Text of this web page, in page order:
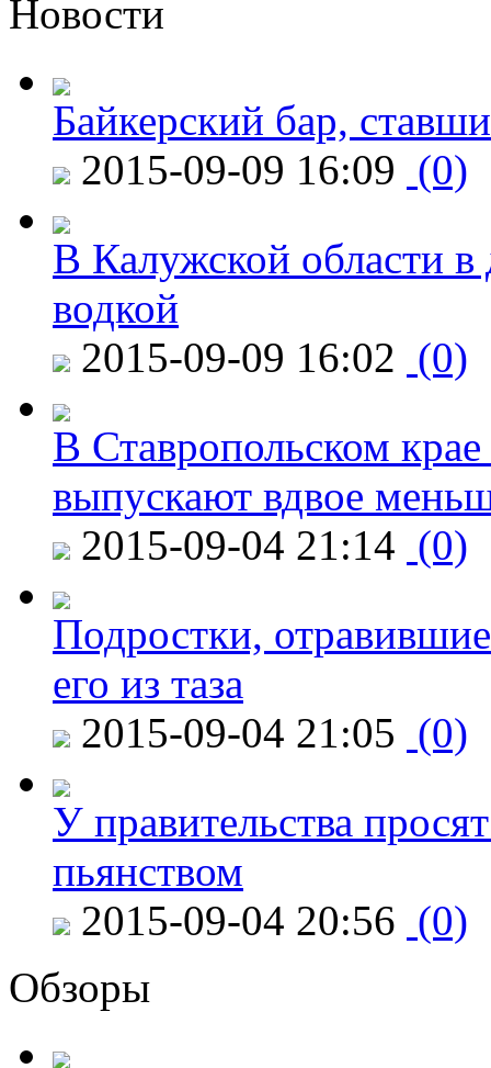
Новости
Байкерский бар,
2015-09-09 16:09 (0)
В Калужской области в
водкой
2015-09-09 16:02 (0)
В Ставропольском
выпускают вдвое
2015-09-04 21:14 (0)
Подростки,
его из таза
2015-09-04 21:05 (0)
У правительства
пьянством
2015-09-04 20:56 (0)
Обзоры